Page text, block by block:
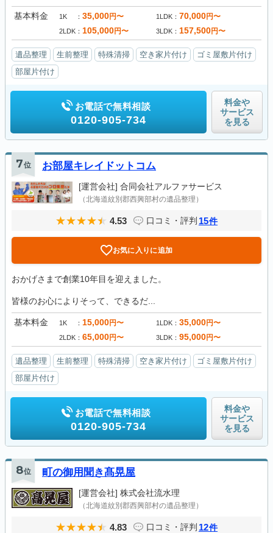
基本料金 1K 35,000円〜 1LDK 70,000円〜
2LDK 105,000円〜 3LDK 157,500円〜
遺品整理 生前整理 特殊清掃 空き家片付け
ゴミ屋敷片付け
部屋片付け
お電話で無料相談
0120-905-734
料金や
サービス
を見る
7位 お部屋キレイドットコム
[運営会社] 合同会社アルファサービス
（北海道紋別郡西興部村の遺品整理）
4.53 口コミ・評判 15件
お気に入りに追加
おかげさまで創業10年目を迎えました。
皆様のお心によりそって、できるだ...
基本料金 1K 15,000円〜 1LDK 35,000円〜
2LDK 65,000円〜 3LDK 95,000円〜
遺品整理 生前整理 特殊清掃 空き家片付け
ゴミ屋敷片付け
部屋片付け
お電話で無料相談
0120-905-734
料金や
サービス
を見る
8位 町の御用聞き髙晃屋
[運営会社] 株式会社流水理
（北海道紋別郡西興部村の遺品整理）
4.83 口コミ・評判 12件